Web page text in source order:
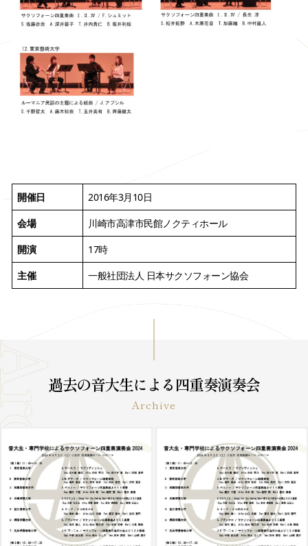
開催日
2016年3月10日
会場
川崎市高津市民館ノクティホール
開演
17時
主催
一般社団法人 日本サクソフォーン協会
過去の音大生による四重奏演奏会
Archive